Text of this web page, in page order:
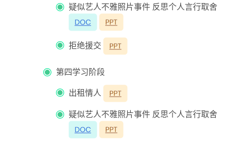
疑似艺人不雅照片事件 反思个人言行取舍
拒绝援交
第四学习阶段
出租情人
疑似艺人不雅照片事件 反思个人言行取舍